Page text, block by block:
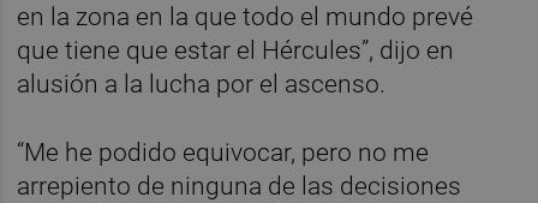
en la zona en la que todo el mundo prevé
que tiene que estar el Hércules”, dijo en
alusión a la lucha por el ascenso.
“Me he podido equivocar, pero no me
arrepiento de ninguna de las decisiones